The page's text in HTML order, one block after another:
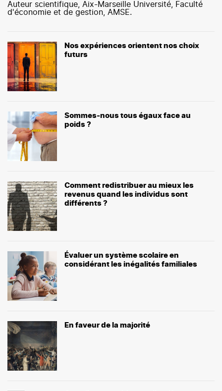
Auteur scientifique, Aix-Marseille Université, Faculté
d'économie et de gestion, AMSE.
Nos expériences orientent nos choix
futurs
Sommes-nous tous égaux face au
poids ?
Comment redistribuer au mieux les
revenus quand les individus sont
différents ?
Évaluer un système scolaire en
considérant les inégalités familiales
En faveur de la majorité